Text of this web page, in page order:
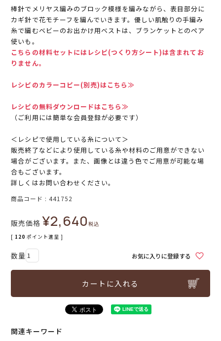
棒針でメリヤス編みのブロック模様を編みながら、表目部分に
カギ針で花モチーフを編んでいきます。優しい肌触りの手編み
糸で編むベビーのお出かけ用ベストは、ブランケットとのペア
使いも。
こちらの材料セットにはレシピ(つくり方シート)は含まれてお
りません。
レシピのカラーコピー(別売)はこちら≫
レシピの無料ダウンロードはこちら≫
（ご利用には簡単な会員登録が必要です）
＜レシピで使用している糸について＞
販売終了などにより使用している糸や材料のご用意ができない
場合がございます。また、画像とは違う色でご用意が可能な場
合もございます。
詳しくはお問い合わせください。
商品コード 441752
販売価格 ¥2,640税込
[ 120 ポイント進呈 ]
お気に入りに登録する
カートに入れる
関連キーワード